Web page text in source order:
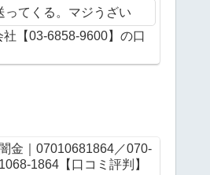
ってくる。マジうざい
社【03-6858-9600】の口
闇金｜07010681864／070-
1068-1864【口コミ評判】